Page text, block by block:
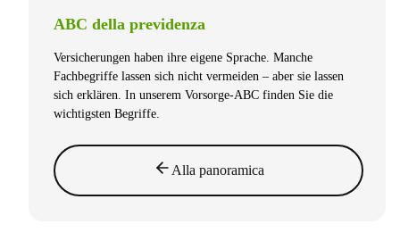
ABC della previdenza
Versicherungen haben ihre eigene Sprache. Manche
Fachbegriffe lassen sich nicht vermeiden – aber sie lassen
sich erklären. In unserem Vorsorge-ABC finden Sie die
wichtigsten Begriffe.
Alla panoramica